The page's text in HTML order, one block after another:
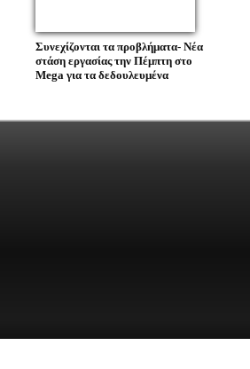
Συνεχίζονται τα προβλήματα- Νέα
στάση εργασίας την Πέμπτη στο
Mega για τα δεδουλευμένα